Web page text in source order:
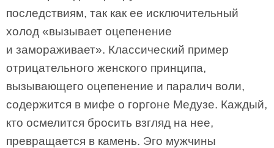
последствиям, так как ее исключительный
холод «вызывает оцепенение
и замораживает». Классический пример
отрицательного женского принципа,
вызывающего оцепенение и паралич воли,
содержится в мифе о горгоне Медузе. Каждый,
кто осмелится бросить взгляд на нее,
превращается в камень. Эго мужчины